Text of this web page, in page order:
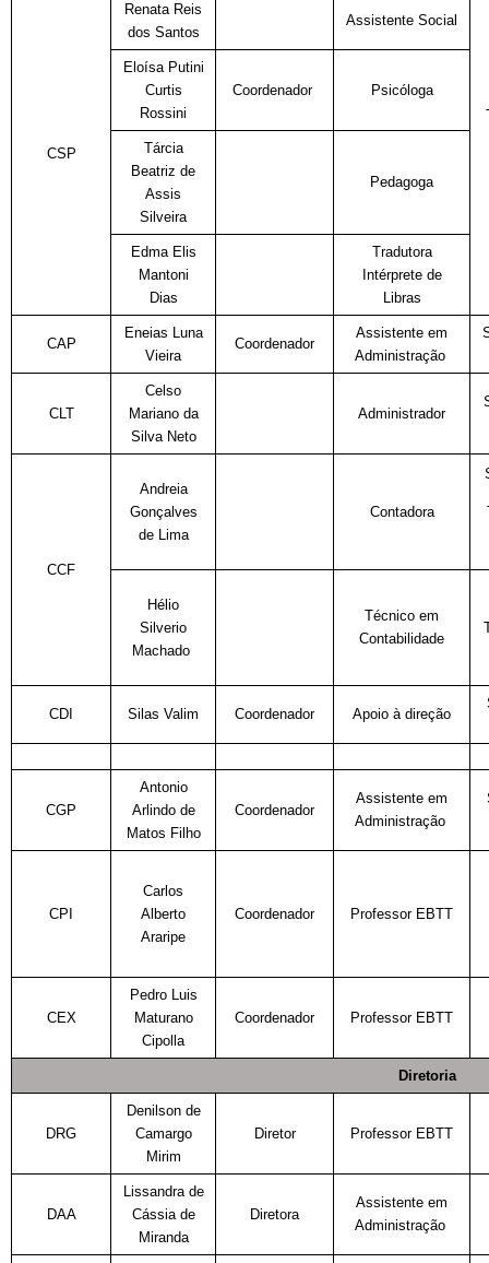
CSP
Renata Reis
dos Santos
Assistente Social
Eloísa Putini
Curtis
Rossini
Coordenador Psicóloga
Tárcia
Beatriz de
Assis
Silveira
Pedagoga
Edma Elis
Mantoni
Dias
Tradutora
Intérprete de
Libras
CAP
Eneias Luna
Vieira
Coordenador
Assistente em
Administração
CLT
Celso
Mariano da
Silva Neto
Administrador
CCF
Andreia
Gonçalves
de Lima
Contadora
Hélio
Silverio
Machado
Técnico em
Contabilidade
CDI Silas Valim Coordenador Apoio à direção
CGP
Antonio
Arlindo de
Matos Filho
Coordenador
Assistente em
Administração
CPI
Carlos
Alberto
Araripe
Coordenador Professor EBTT
CEX
Pedro Luis
Maturano
Cipolla
Coordenador Professor EBTT
Diretoria
DRG
Denilson de
Camargo
Mirim
Diretor Professor EBTT
DAA
Lissandra de
Cássia de
Miranda
Diretora
Assistente em
Administração